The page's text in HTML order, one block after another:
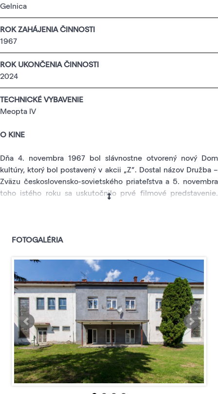
Gelnica
ROK ZAHÁJENIA ČINNOSTI
1967
ROK UKONČENIA ČINNOSTI
2024
TECHNICKÉ VYBAVENIE
Meopta IV
O KINE
Dňa 4. novembra 1967 bol slávnostne otvorený nový Dom
kultúry, ktorý bol postavený v akcii „Z”. Dostal názov Družba –
Zväzu československo-sovietského priateľstva a 5. novembra
toho istého roku sa uskutočnilo prvé filmové predstavenie.
ZŠ. Odohrávali sa tu aj divadelné predstavenia miestnych
FOTOGALÉRIA